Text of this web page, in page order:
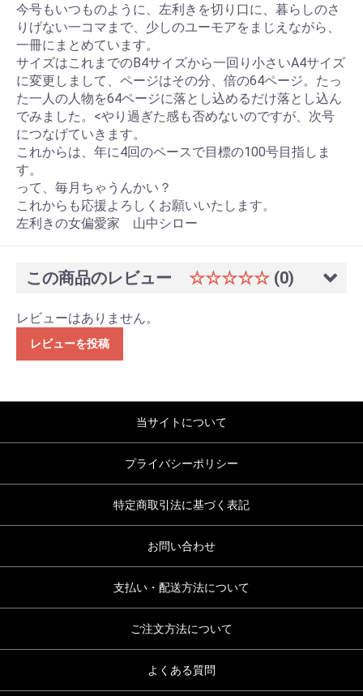
今号もいつものように、左利きを切り口に、暮らしのさ
りげない一コマまで、少しのユーモアをまじえながら、
一冊にまとめています。
サイズはこれまでのB4サイズから一回り小さいA4サイズ
に変更しまして、ページはその分、倍の64ページ。たっ
た一人の人物を64ページに落とし込めるだけ落とし込ん
でみました。<やり過ぎた感も否めないのですが、次号
につなげていきます。
これからは、年に4回のペースで目標の100号目指しま
す。
って、毎月ちゃうんかい？
これからも応援よろしくお願いいたします。
左利きの女偏愛家 山中シロー
この商品のレビュー ☆☆☆☆☆ (0)
レビューはありません。
レビューを投稿
当サイトについて
プライバシーポリシー
特定商取引法に基づく表記
お問い合わせ
支払い・配送方法について
ご注文方法について
よくある質問